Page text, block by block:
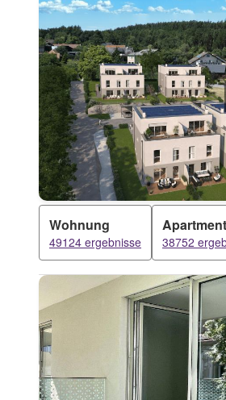
Wohnung
49124 ergebnisse
Apartment
38752